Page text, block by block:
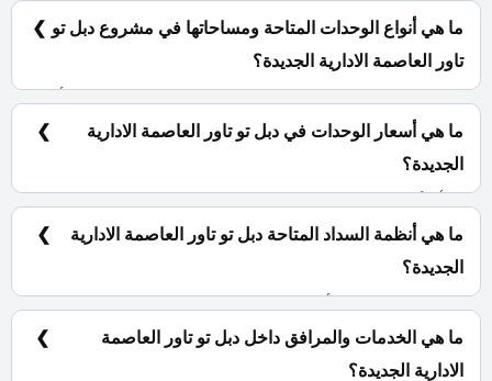
المركزية CBD وبالتحديد في القطعة CN – 22.
ما هي أنواع الوحدات المتاحة ومساحاتها في مشروع دبل تو
تاور العاصمة الادارية الجديدة؟
ما هي أسعار الوحدات في دبل تو تاور العاصمة الادارية
الجديدة؟
ما هي أنظمة السداد المتاحة دبل تو تاور العاصمة الادارية
الجديدة؟
ما هي الخدمات والمرافق داخل دبل تو تاور العاصمة
الادارية الجديدة؟